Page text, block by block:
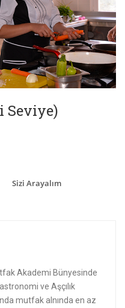
Seviye)
Sizi Arayalım
Akademi Bünyesinde
ve Aşçılık
mutfak alnında en az